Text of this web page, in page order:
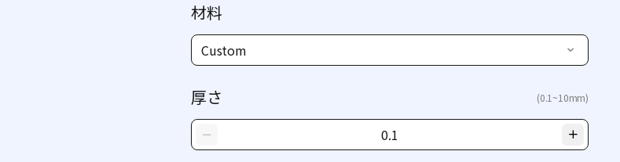
材料
Custom
厚さ (0.1~10mm)